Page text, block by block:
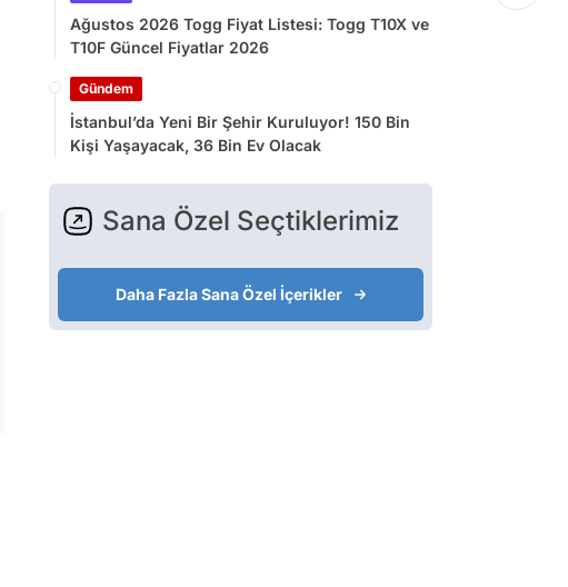
Ağustos 2026 Togg Fiyat Listesi: Togg T10X ve
T10F Güncel Fiyatlar 2026
Gündem
İstanbul’da Yeni Bir Şehir Kuruluyor! 150 Bin
Kişi Yaşayacak, 36 Bin Ev Olacak
Sana Özel Seçtiklerimiz
Daha Fazla Sana Özel İçerikler